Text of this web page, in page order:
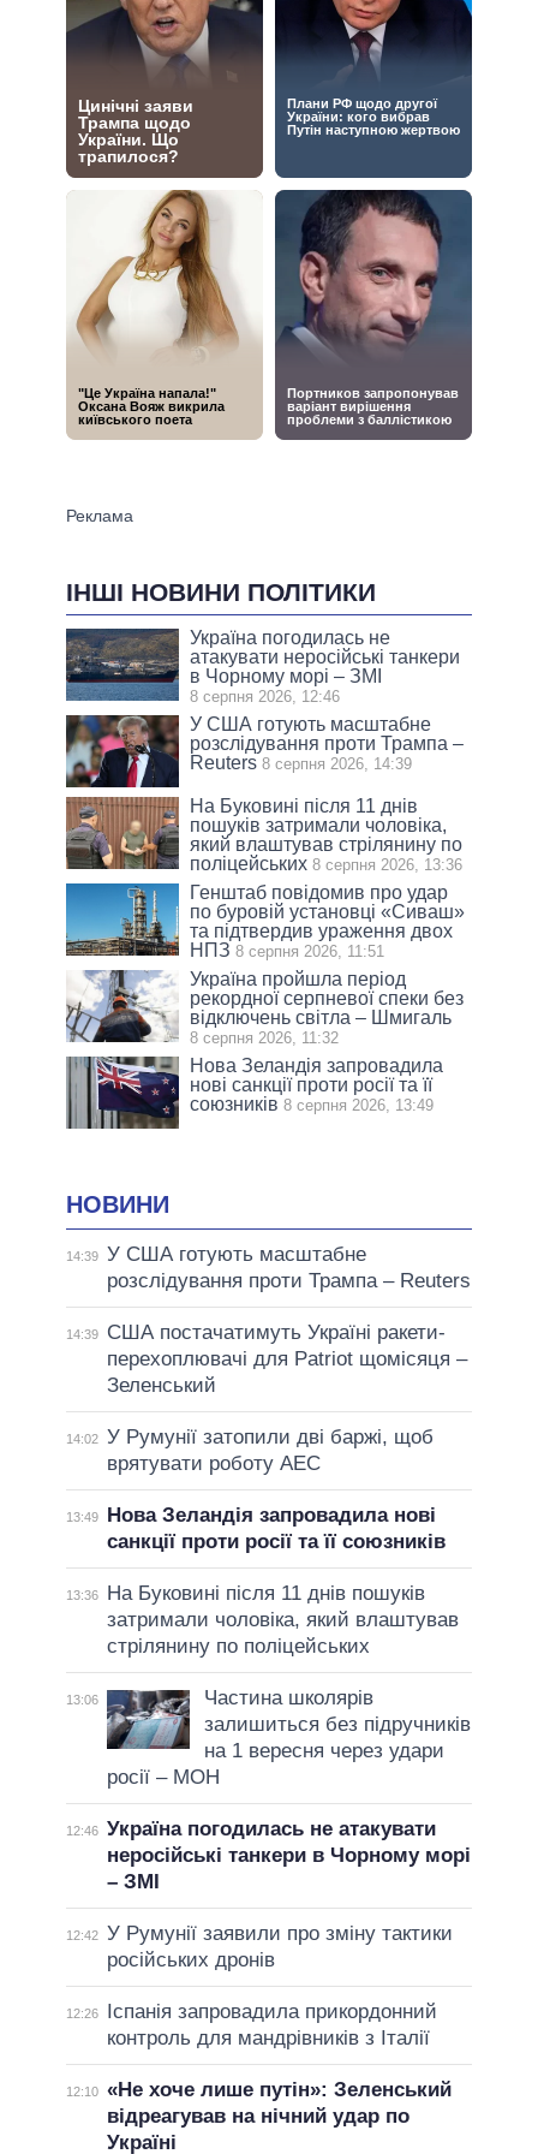
ІНШІ НОВИНИ ПОЛІТИКИ
Україна погодилась не
атакувати неросійські танкери
в Чорному морі – ЗМІ
8 серпня 2026, 12:46
У США готують масштабне
розслідування проти Трампа –
Reuters 8 серпня 2026, 14:39
На Буковині після 11 днів
пошуків затримали чоловіка,
який влаштував стрілянину по
поліцейських 8 серпня 2026, 13:36
Генштаб повідомив про удар
по буровій установці «Сиваш»
та підтвердив ураження двох
НПЗ 8 серпня 2026, 11:51
Україна пройшла період
рекордної серпневої спеки без
відключень світла – Шмигаль
8 серпня 2026, 11:32
Нова Зеландія запровадила
нові санкції проти росії та її
союзників 8 серпня 2026, 13:49
НОВИНИ
14:39 У США готують масштабне
розслідування проти Трампа – Reuters
14:39
США постачатимуть Україні ракети-
перехоплювачі для Patriot щомісяця –
Зеленський
14:02 У Румунії затопили дві баржі, щоб
врятувати роботу АЕС
13:49
Нова Зеландія запровадила нові
санкції проти росії та її союзників
13:36
На Буковині після 11 днів пошуків
затримали чоловіка, який влаштував
стрілянину по поліцейських
13:06
Частина школярів
залишиться без підручників
на 1 вересня через удари
росії – МОН
12:46 Україна погодилась не атакувати
неросійські танкери в Чорному морі
– ЗМІ
12:42 У Румунії заявили про зміну тактики
російських дронів
12:26
Іспанія запровадила прикордонний
контроль для мандрівників з Італії
12:10 «Не хоче лише путін»: Зеленський
відреагував на нічний удар по
Україні